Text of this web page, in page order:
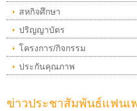
สหกิจศึกษา
ปริญญาบัตร
โครงการ/กิจกรรม
ประกันคุณภาพ
ข่าวประชาสัมพันธ์แฟนเ